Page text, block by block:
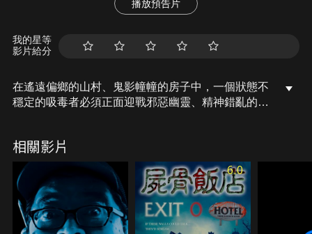
播放預告片
我的星等
影片給分
在遙遠偏鄉的山村、鬼影幢幢的房子中，一個狀態不
穩定的吸毒者必須正面迎戰邪惡幽靈、精神錯亂的警
相關影片
6.0